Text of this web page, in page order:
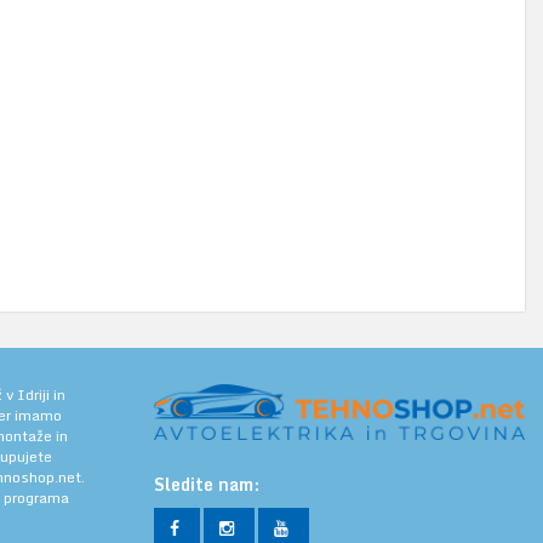
v Idriji in
imamo
in
Sledite nam: